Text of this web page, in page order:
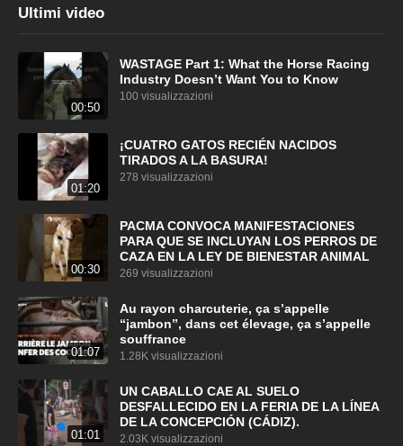
Ultimi video
00:50
WASTAGE Part 1: What the Horse Racing
Industry Doesn’t Want You to Know
100 visualizzazioni
01:20
¡CUATRO GATOS RECIÉN NACIDOS
TIRADOS A LA BASURA!
278 visualizzazioni
00:30
PACMA CONVOCA MANIFESTACIONES
PARA QUE SE INCLUYAN LOS PERROS DE
CAZA EN LA LEY DE BIENESTAR ANIMAL
269 visualizzazioni
01:07
Au rayon charcuterie, ça s’appelle
“jambon”, dans cet élevage, ça s’appelle
souffrance
1.28K visualizzazioni
01:01
UN CABALLO CAE AL SUELO
DESFALLECIDO EN LA FERIA DE LA LÍNEA
DE LA CONCEPCIÓN (CÁDIZ).
2.03K visualizzazioni